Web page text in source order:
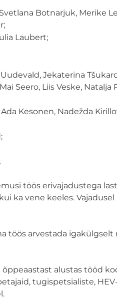
Botnarjuk, Merike
Laubert;
Jekaterina
Seero, Liis Veske, Natalja
Kesonen, Nadežda
töös erivajadustega
ka vene keeles.
töös arvestada igakülgselt
alustas tööd
tugispetsialiste,